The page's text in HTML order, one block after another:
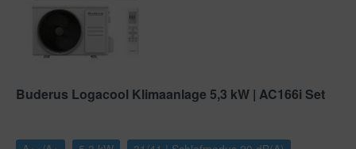
Buderus Logacool Klimaanlage 5,3 kW | AC166i Set